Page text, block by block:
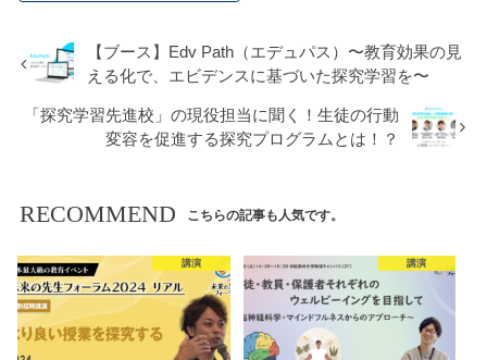
【ブース】Edv Path（エデュパス）〜教育効果の見
える化で、エビデンスに基づいた探究学習を〜
「探究学習先進校」の現役担当に聞く！生徒の行動
変容を促進する探究プログラムとは！？
RECOMMEND こちらの記事も人気です。
講演 講演